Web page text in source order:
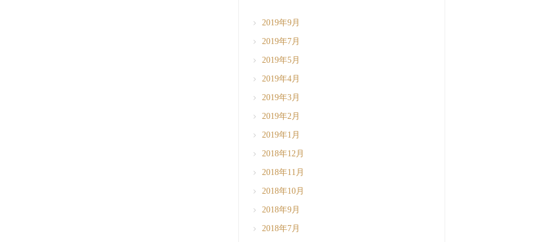
2019年9月
2019年7月
2019年5月
2019年4月
2019年3月
2019年2月
2019年1月
2018年12月
2018年11月
2018年10月
2018年9月
2018年7月